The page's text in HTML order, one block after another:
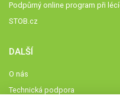
Podpůrný online program při
STOB.cz
DALŠÍ
O nás
Technická podpora